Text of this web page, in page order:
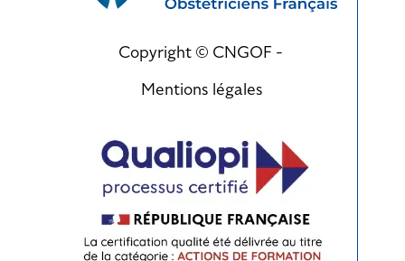
Copyright © CNGOF -
Mentions légales